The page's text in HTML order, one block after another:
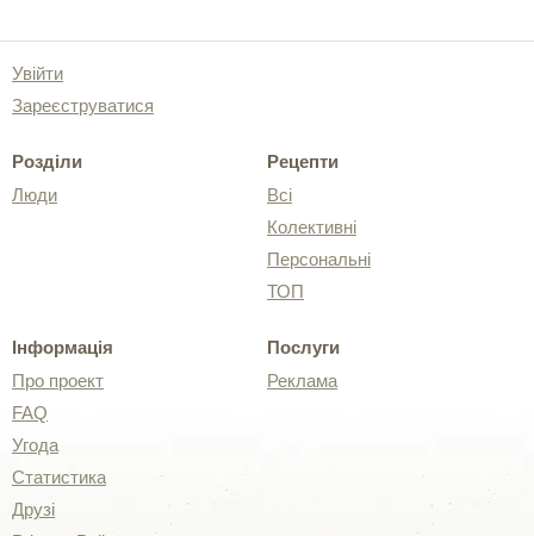
Увійти
Зареєструватися
Розділи
Люди
Рецепти
Всі
Колективні
Персональні
ТОП
Інформація
Про проект
FAQ
Угода
Статистика
Друзі
Послуги
Реклама